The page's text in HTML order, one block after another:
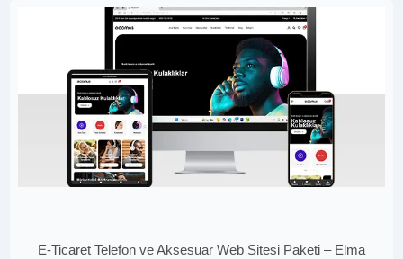
E-Ticaret Telefon ve Aksesuar Web Sitesi Paketi – Elma